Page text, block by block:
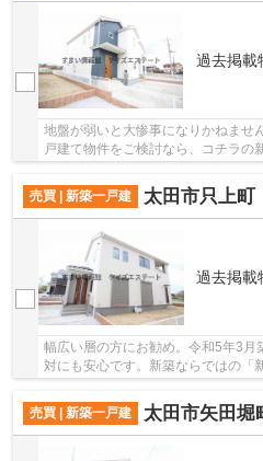
過去掲載
地盤が弱いと大惨事になりかねませ
戸建て物件をご検討なら、コチラの
売買 | 新築一戸建
太田市只上
過去掲載
幅広い層の方にお勧め。令和5年3
対にも安心です。新築ならではの「
売買 | 新築一戸建
太田市矢田